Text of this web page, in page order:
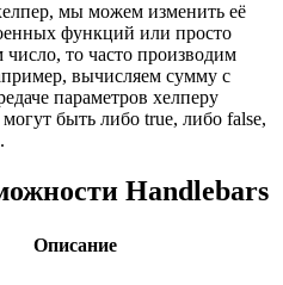
мы можем изменить её
функций или просто
то часто производим
вычисляем сумму с
параметров хелперу
быть либо true, либо false,
Handlebars
Описание